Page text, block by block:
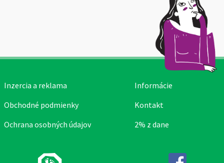
Inzercia a reklama
Obchodné podmienky
Ochrana osobných údajov
Informácie
Kontakt
2% z dane